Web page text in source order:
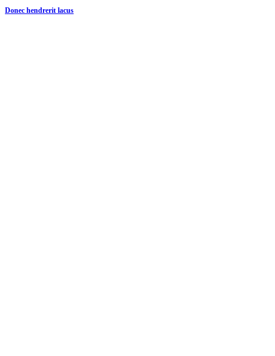
Donec hendrerit lacus